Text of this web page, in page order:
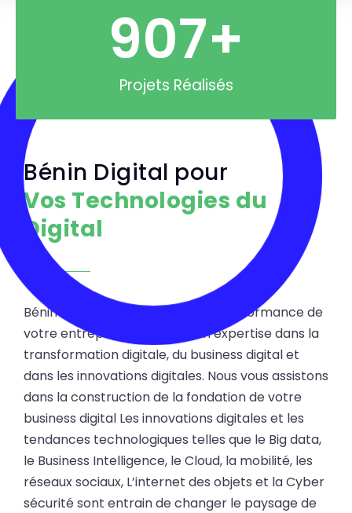
907+
Projets Réalisés
Bénin Digital pour
Vos Technologies du
Digital
Bénin Digital aide à améliorer la performance de
votre entreprise à travers son expertise dans la
transformation digitale, du business digital et
dans les innovations digitales. Nous vous assistons
dans la construction de la fondation de votre
business digital Les innovations digitales et les
tendances technologiques telles que le Big data,
le Business Intelligence, le Cloud, la mobilité, les
réseaux sociaux, L’internet des objets et la Cyber
sécurité sont entrain de changer le paysage de